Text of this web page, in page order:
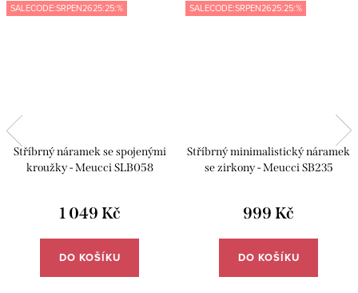
SALECODE:SRPEN2625:25:%
Stříbrný náramek se spojenými
kroužky - Meucci SLB058
1 049 Kč
DO KOŠÍKU
SALECODE:SRPEN2625:25:%
Stříbrný minimalistický náramek
se zirkony - Meucci SB235
999 Kč
DO KOŠÍKU